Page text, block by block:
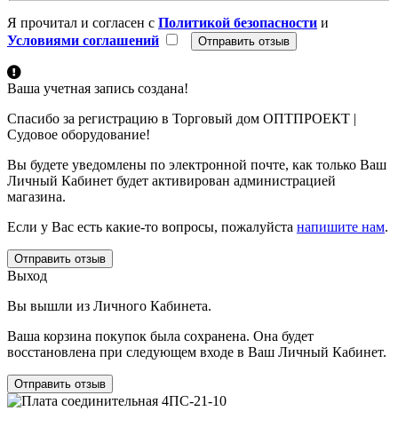
Я прочитал и согласен с Политикой безопасности и
Условиями соглашений
Ваша учетная запись создана!
Спасибо за регистрацию в Торговый дом ОПТПРОЕКТ |
Судовое оборудование!
Вы будете уведомлены по электронной почте, как только Ваш
Личный Кабинет будет активирован администрацией
магазина.
Если у Вас есть какие-то вопросы, пожалуйста напишите нам.
Отправить отзыв
Выход
Вы вышли из Личного Кабинета.
Ваша корзина покупок была сохранена. Она будет
восстановлена при следующем входе в Ваш Личный Кабинет.
Отправить отзыв